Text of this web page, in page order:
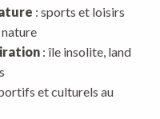
: sports et loisirs
: île insolite, land
et culturels au